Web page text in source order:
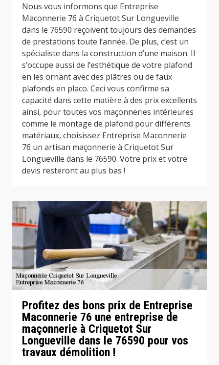
Nous vous informons que Entreprise
Maconnerie 76 à Criquetot Sur Longueville
dans le 76590 reçoivent toujours des demandes
de prestations toute l’année. De plus, c’est un
spécialiste dans la construction d’une maison. Il
s’occupe aussi de l’esthétique de votre plafond
en les ornant avec des plâtres ou de faux
plafonds en placo. Ceci vous confirme sa
capacité dans cette matière à des prix excellents
ainsi, pour toutes vos maçonneries intérieures
comme le montage de plafond pour différents
matériaux, choisissez Entreprise Maconnerie
76 un artisan maçonnerie à Criquetot Sur
Longueville dans le 76590. Votre prix et votre
devis resteront au plus bas !
Profitez des bons prix de Entreprise
Maconnerie 76 une entreprise de
maçonnerie à Criquetot Sur
Longueville dans le 76590 pour vos
travaux démolition !